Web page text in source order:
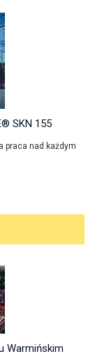
SKN 155
praca nad każdym
Warmińskim